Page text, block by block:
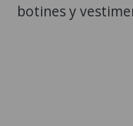
botines y